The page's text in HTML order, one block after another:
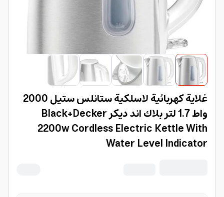
غلاية كهربائية لاسلكية ستانلس ستيل 2000
واط 1.7 لتر بلاك اند ديكر Black+Decker
2200w Cordless Electric Kettle With
Water Level Indicator